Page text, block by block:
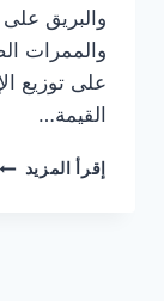
والبريق
والممرات
على توزيع
القيمة…
إقرأ المزيد